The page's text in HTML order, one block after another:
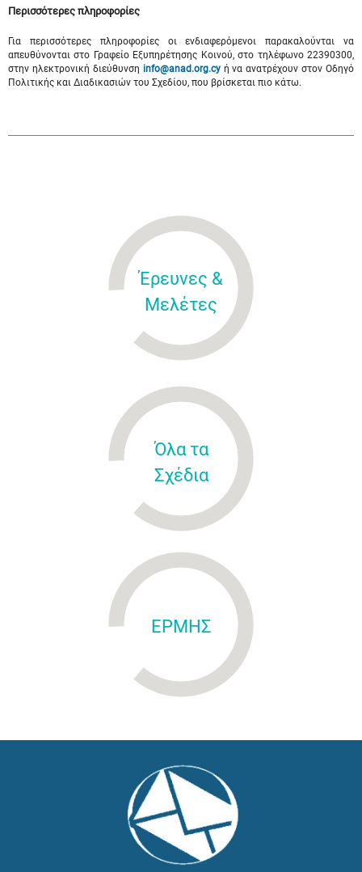
Περισσότερες πληροφορίες
Για περισσότερες πληροφορίες οι ενδιαφερόμενοι παρακαλούνται να
απευθύνονται στο Γραφείο Εξυπηρέτησης Κοινού, στο τηλέφωνο 22390300,
στην ηλεκτρονική διεύθυνση info@anad .org.cyή να ανατρέχουν στον Οδηγό
Πολιτικής και Διαδικασιών του Σχεδίου, που βρίσκεται πιο κάτω.
Έρευνες &
Μελέτες
Όλα τα
Σχέδια
ΕΡΜΗΣ